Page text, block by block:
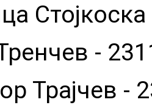
-
Трајчев -